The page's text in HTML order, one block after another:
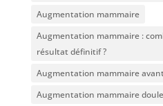
Augmentation mammaire
Augmentation mammaire :
résultat définitif ?
Augmentation mammaire
Augmentation mammaire